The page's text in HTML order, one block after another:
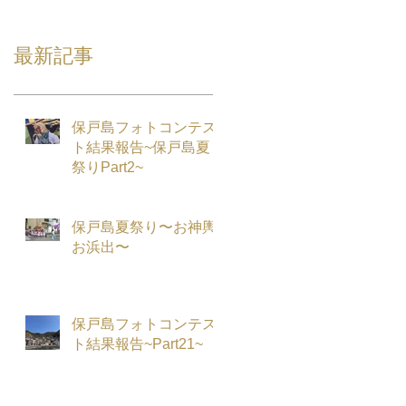
最新記事
保戸島フォトコンテス
ト結果報告~保戸島夏
祭りPart2~
保戸島夏祭り〜お神輿
お浜出〜
保戸島フォトコンテス
ト結果報告~Part21~